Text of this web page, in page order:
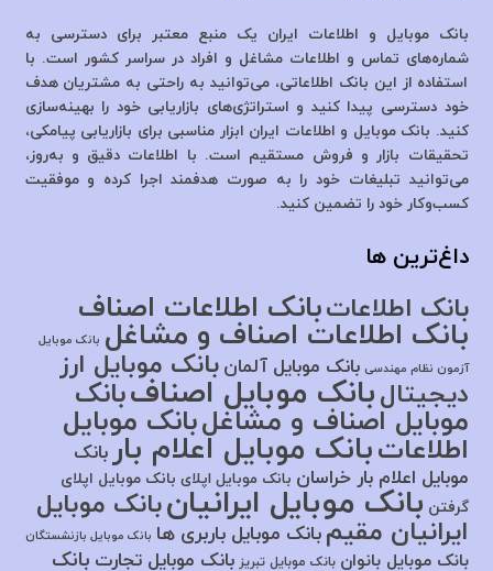
بانک موبایل و اطلاعات ایران یک منبع معتبر برای دسترسی به
شماره‌های تماس و اطلاعات مشاغل و افراد در سراسر کشور است. با
استفاده از این بانک اطلاعاتی، می‌توانید به راحتی به مشتریان هدف
خود دسترسی پیدا کنید و استراتژی‌های بازاریابی خود را بهینه‌سازی
کنید. بانک موبایل و اطلاعات ایران ابزار مناسبی برای بازاریابی پیامکی،
تحقیقات بازار و فروش مستقیم است. با اطلاعات دقیق و به‌روز،
می‌توانید تبلیغات خود را به صورت هدفمند اجرا کرده و موفقیت
کسب‌وکار خود را تضمین کنید.
داغ‌ترین ها
بانک اطلاعاتبانک اطلاعات اصناف
بانک اطلاعات اصناف و مشاغل بانک موبایل
آزمون نظام مهندسی بانک موبایل آلمان بانک موبایل ارز
دیجیتالبانک موبایل اصنافبانک
موبایل اصناف و مشاغلبانک موبایل
اطلاعاتبانک موبایل اعلام بار بانک
موبایل اعلام بار خراسان بانک موبایل اپلای بانک موبایل اپلای
گرفتن بانک موبایل ایرانیانبانک موبایل
ایرانیان مقیم بانک موبایل باربری ها بانک موبایل بازنشستگان
بانک موبایل بانوان بانک موبایل تبریز بانک موبایل تجارت بانک